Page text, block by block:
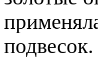
подвесок.